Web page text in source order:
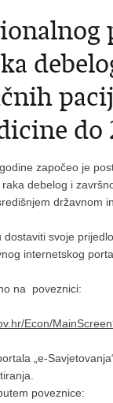
do
započeo je
debelog i
državnom
dostaviti svoje
internetskog
na poveznici:
Econ/
„e-
poveznice: